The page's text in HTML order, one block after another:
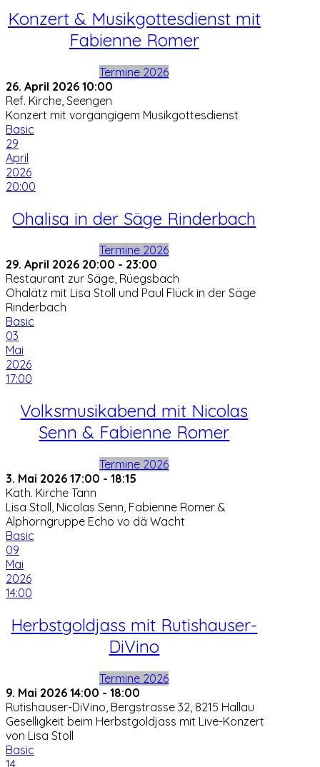
Konzert & Musikgottesdienst mit
Fabienne Romer
Termine 2026
26. April 2026 10:00
Ref. Kirche, Seengen
Konzert mit vorgängigem Musikgottesdienst
Basic
29
April
2026
20:00
Ohalisa in der Säge Rinderbach
Termine 2026
29. April 2026 20:00 - 23:00
Restaurant zur Säge, Rüegsbach
Ohalätz mit Lisa Stoll und Paul Flück in der Säge
Rinderbach
Basic
03
Mai
2026
17:00
Volksmusikabend mit Nicolas
Senn & Fabienne Romer
Termine 2026
3. Mai 2026 17:00 - 18:15
Kath. Kirche Tann
Lisa Stoll, Nicolas Senn, Fabienne Romer &
Alphorngruppe Echo vo dä Wacht
Basic
09
Mai
2026
14:00
Herbstgoldjass mit Rutishauser-
DiVino
Termine 2026
9. Mai 2026 14:00 - 18:00
Rutishauser-DiVino, Bergstrasse 32, 8215 Hallau
Geselligkeit beim Herbstgoldjass mit Live-Konzert
von Lisa Stoll
Basic